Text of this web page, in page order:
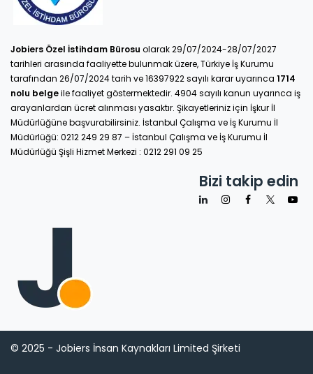
Jobiers Özel İstihdam Bürosu olarak 29/07/2024-28/07/2027
tarihleri arasında faaliyette bulunmak üzere, Türkiye İş Kurumu
tarafından 26/07/2024 tarih ve 16397922 sayılı karar uyarınca 1714
nolu belgeile faaliyet göstermektedir. 4904 sayılı kanun uyarınca iş
arayanlardan ücret alınması yasaktır. Şikayetleriniz için İşkur İl
Müdürlüğüne başvurabilirsiniz. İstanbul Çalışma ve İş Kurumu İl
Müdürlüğü: 0212 249 29 87 – İstanbul Çalışma ve İş Kurumu İl
Müdürlüğü Şişli Hizmet Merkezi : 0212 291 09 25
Bizi takip edin
© 2025 - Jobiers İnsan Kaynakları Limited Şirketi